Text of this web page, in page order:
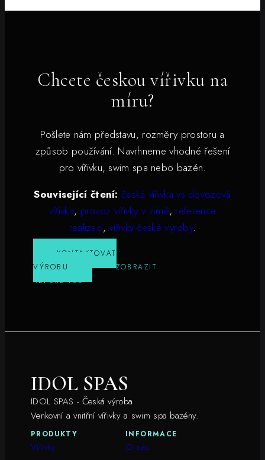
Chcete českou vířivku na
míru?
Pošlete nám představu, rozměry prostoru a
způsob používání. Navrhneme vhodné řešení
pro vířivku, swim spa nebo bazén.
Související čtení: česká vířivka vs dovozová
vířivka, provoz vířivky v zimě, reference
realizací, vířivky české výroby.
KONTAKTOVAT
VÝROBU
ZOBRAZIT
REFERENCE
IDOL SPAS
IDOL SPAS - Česká výroba
Venkovní a vnitřní vířivky a swim spa bazény.
PRODUKTY
Vířivky
INFORMACE
O nás